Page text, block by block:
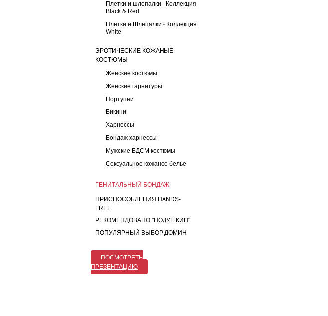
Плетки и шлепалки - Коллекция
Black & Red
Плетки и Шлепалки - Коллекция
White
ЭРОТИЧЕСКИЕ КОЖАНЫЕ
КОСТЮМЫ
Женские костюмы
Женские гарнитуры
Портупеи
Бикини
Харнессы
Бондаж харнессы
Мужские БДСМ костюмы
Сексуальное кожаное белье
ГЕНИТАЛЬНЫЙ БОНДАЖ
ПРИСПОСОБЛЕНИЯ HANDS-
FREE
РЕКОМЕНДОВАНО "ПОДУШКИН"
ПОПУЛЯРНЫЙ ВЫБОР ДОМИН
ПОСМОТРЕТЬ
ПРЕЗЕНТАЦИЮ